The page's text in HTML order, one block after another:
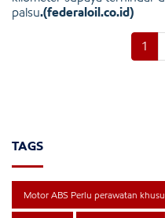
palsu.(federaloil.co.id)
1
TAGS
Motor ABS Perlu perawatan